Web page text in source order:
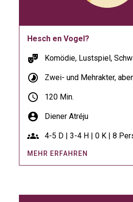
Hesch en Vogel?
theater_comedy Komödie, Lustspiel,
timelapse Zwei- und Mehrakter,
schedule 120 Min.
account_circle Diener Atréju
groups 4-5 D | 3-4 H | 0 K | 8
MEHR ERFAHREN